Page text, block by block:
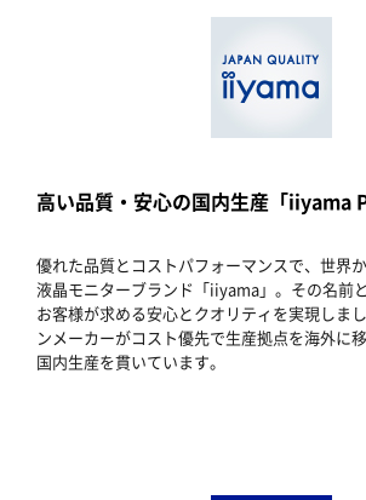
高い品質・安心の国内生産「iiyama
優れた品質とコストパフォーマンスで、世界
液晶モニターブランド「iiyama」。その名前
お客様が求める安心とクオリティを実現しま
ンメーカーがコスト優先で生産拠点を海外に
国内生産を貫いています。